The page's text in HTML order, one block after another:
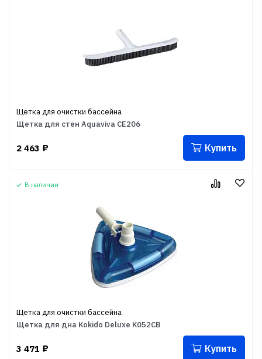
Щетка для очистки бассейна
Щетка для стен Aquaviva CE206
2 463 ₽ Купить
В наличии
Щетка для очистки бассейна
Щетка для дна Kokido Deluxe K052CB
3 471 ₽ Купить